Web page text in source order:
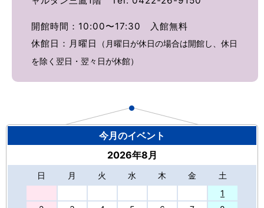
開館時間：10:00〜17:30 入館無料
休館日：月曜日
（月曜日が休日の場合は開館し、休日
を除く翌日・翌々日が休館）
今月のイベント
2026年8月
日 月 火 水 木 金
土
1